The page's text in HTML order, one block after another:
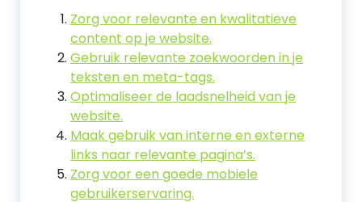
Zorg voor relevante en kwalitatieve
content op je website.
Gebruik relevante zoekwoorden in je
teksten en meta-tags.
Optimaliseer de laadsnelheid van je
website.
Maak gebruik van interne en externe
links naar relevante pagina’s.
Zorg voor een goede mobiele
gebruikerservaring.